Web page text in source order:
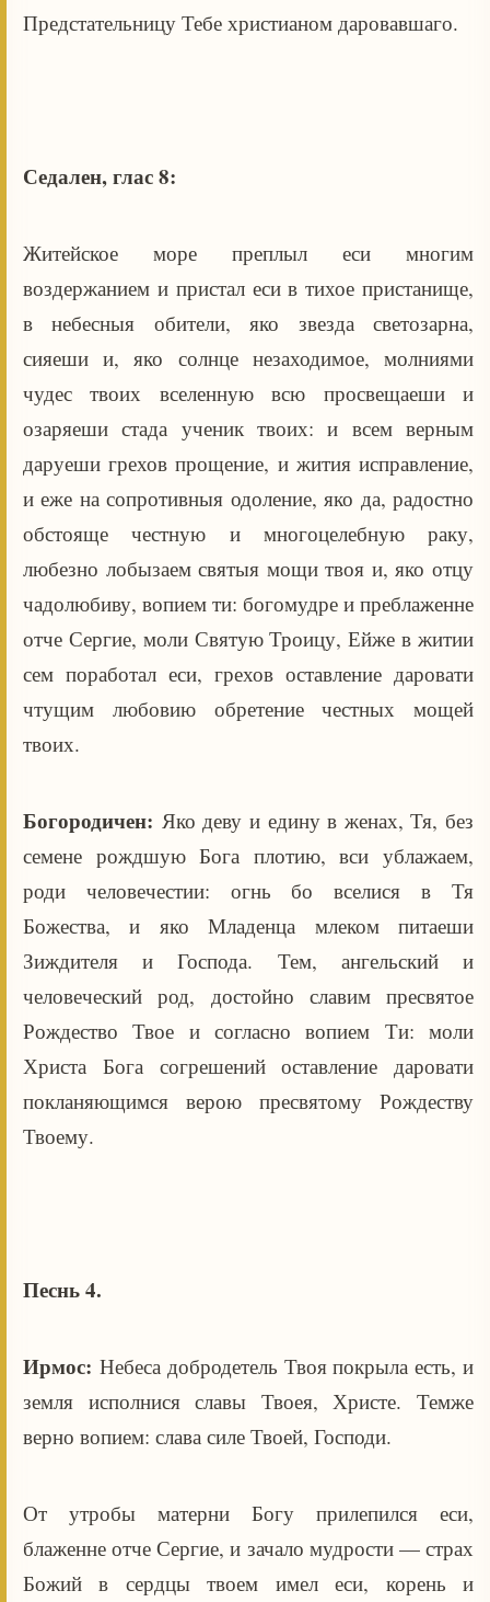
Предстательницу Тебе христианом даровавшаго.
Седален, глас 8:
Житейское море преплыл еси многим
воздержанием и пристал еси в тихое пристанище,
в небесныя обители, яко звезда светозарна,
сияеши и, яко солнце незаходимое, молниями
чудес твоих вселенную всю просвещаеши и
озаряеши стада ученик твоих: и всем верным
даруеши грехов прощение, и жития исправление,
и еже на сопротивныя одоление, яко да, радостно
обстояще честную и многоцелебную раку,
любезно лобызаем святыя мощи твоя и, яко отцу
чадолюбиву, вопием ти: богомудре и преблаженне
отче Сергие, моли Святую Троицу, Ейже в житии
сем поработал еси, грехов оставление даровати
чтущим любовию обретение честных мощей
твоих.
Богородичен: Яко деву и едину в женах, Тя, без
семене рождшую Бога плотию, вси ублажаем,
роди человечестии: огнь бо вселися в Тя
Божества, и яко Младенца млеком питаеши
Зиждителя и Господа. Тем, ангельский и
человеческий род, достойно славим пресвятое
Рождество Твое и согласно вопием Ти: моли
Христа Бога согрешений оставление даровати
покланяющимся верою пресвятому Рождеству
Твоему.
Песнь 4.
Ирмос: Небеса добродетель Твоя покрыла есть, и
земля исполнися славы Твоея, Христе. Темже
верно вопием: слава силе Твоей, Господи.
От утробы матерни Богу прилепился еси,
блаженне отче Сергие, и зачало мудрости — страх
Божий в сердцы твоем имел еси, корень и